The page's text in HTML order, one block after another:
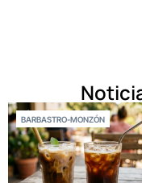
BARBASTRO-MONZÓN